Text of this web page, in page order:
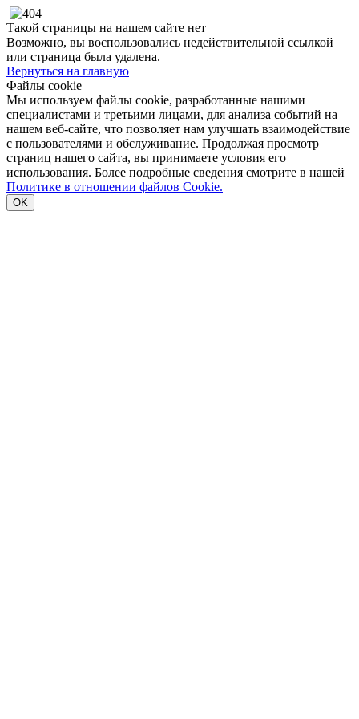
Такой страницы на нашем сайте нет
Возможно, вы воспользовались недействительной ссылкой
или страница была удалена.
Вернуться на главную
Файлы cookie
Мы используем файлы cookie, разработанные нашими
специалистами и третьими лицами, для анализа событий на
нашем веб-сайте, что позволяет нам улучшать взаимодействие
с пользователями и обслуживание. Продолжая просмотр
страниц нашего сайта, вы принимаете условия его
использования. Более подробные сведения смотрите в нашей
Политике в отношении файлов Cookie.
OK